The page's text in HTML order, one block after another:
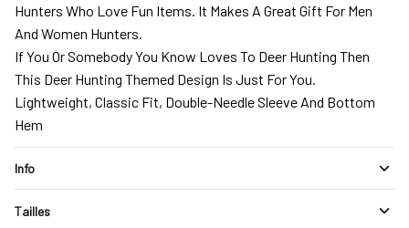
Hunters Who Love Fun Items. It Makes A Great Gift For Men
And Women Hunters.
If You Or Somebody You Know Loves To Deer Hunting Then
This Deer Hunting Themed Design Is Just For You.
Lightweight, Classic Fit, Double-Needle Sleeve And Bottom
Hem
Info
Tailles